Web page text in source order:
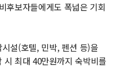
후보자들에게도 폭넓은 기회
설(호텔, 민박, 펜션 등)을
최대 40만원까지 숙박비를